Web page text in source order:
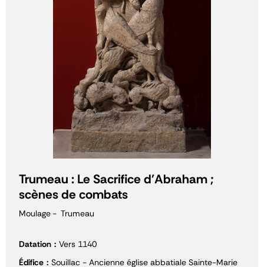
Trumeau : Le Sacrifice d'Abraham ;
scènes de combats
Moulage Trumeau
Datation
Vers 1140
Édifice
Souillac - Ancienne église abbatiale Sainte-Marie